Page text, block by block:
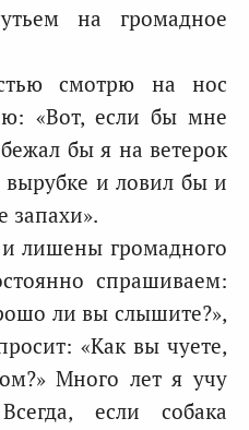
на громадное
смотрю на нос
«Вот, если бы мне
бы я на ветерок
и ловил бы и
запахи».
лишены громадного
спрашиваем:
ли вы слышите?»,
«Как вы чуете,
Много лет я учу
если собака